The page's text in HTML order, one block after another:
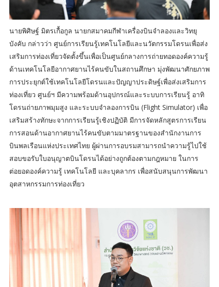
นายพิศิษฐ์ มิตรเกื้อกูล นายกสมาคมกีฬาเครื่องบินจําลองและวิทยุ
บังคับ กล่าวว่า ศูนย์การเรียนรู้เทคโนโลยีและนวัตกรรมโดรนเพื่อส่ง
เสริมการท่องเที่ยวจัดตั้งขึ้นเพื่อเป็นศูนย์กลางการถ่ายทอดองค์ความรู้
ด้านเทคโนโลยีอากาศยานไร้คนขับในสถานศึกษา มุ่งพัฒนาศักยภาพ
การประยุกต์ใช้เทคโนโลยีโดรนและปัญญาประดิษฐ์เพื่อส่งเสริมการ
ท่องเที่ยว ศูนย์ฯ มีความพร้อมด้านอุปกรณ์และระบบการเรียนรู้ อาทิ
โดรนถ่ายภาพมุมสูง และระบบจำลองการบิน (Flight Simulator) เพื่อ
เสริมสร้างทักษะจากการเรียนรู้เชิงปฏิบัติ มีการจัดหลักสูตรการเรียน
การสอนด้านอากาศยานไร้คนขับตามมาตรฐานของสำนักงานการ
บินพลเรือนแห่งประเทศไทย ผู้ผ่านการอบรมสามารถนำความรู้ไปใช้
สอบขอรับใบอนุญาตบินโดรนได้อย่างถูกต้องตามกฎหมาย ในการ
ต่อยอดองค์ความรู้ เทคโนโลยี และบุคลากร เพื่อสนับสนุนการพัฒนา
อุตสาหกรรมการท่องเที่ยว